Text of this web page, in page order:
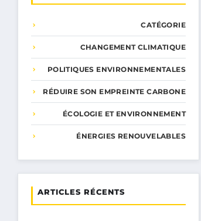
CATÉGORIE
CHANGEMENT CLIMATIQUE
POLITIQUES ENVIRONNEMENTALES
RÉDUIRE SON EMPREINTE CARBONE
ÉCOLOGIE ET ENVIRONNEMENT
ÉNERGIES RENOUVELABLES
ARTICLES RÉCENTS